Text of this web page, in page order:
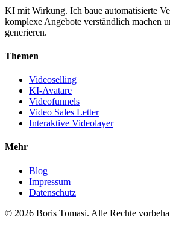
KI mit Wirkung. Ich baue automatisierte
komplexe Angebote verständlich machen
generieren.
Themen
Videoselling
KI-Avatare
Videofunnels
Video Sales Letter
Interaktive Videolayer
Mehr
Blog
Impressum
Datenschutz
© 2026 Boris Tomasi. Alle Rechte